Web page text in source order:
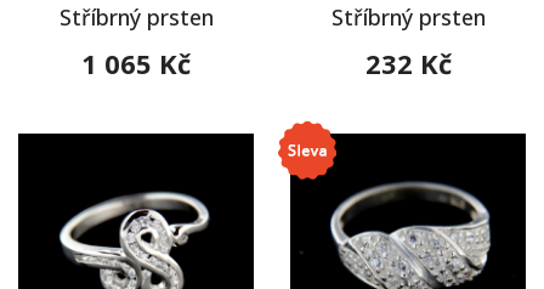
Stříbrný prsten
1 065 Kč
Stříbrný prsten
232 Kč